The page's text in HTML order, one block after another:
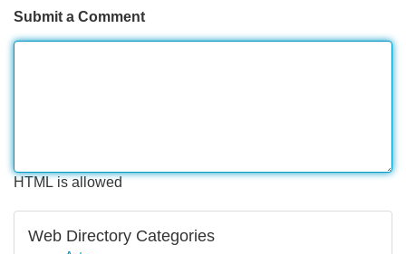
Submit a Comment
HTML is allowed
Web Directory Categories